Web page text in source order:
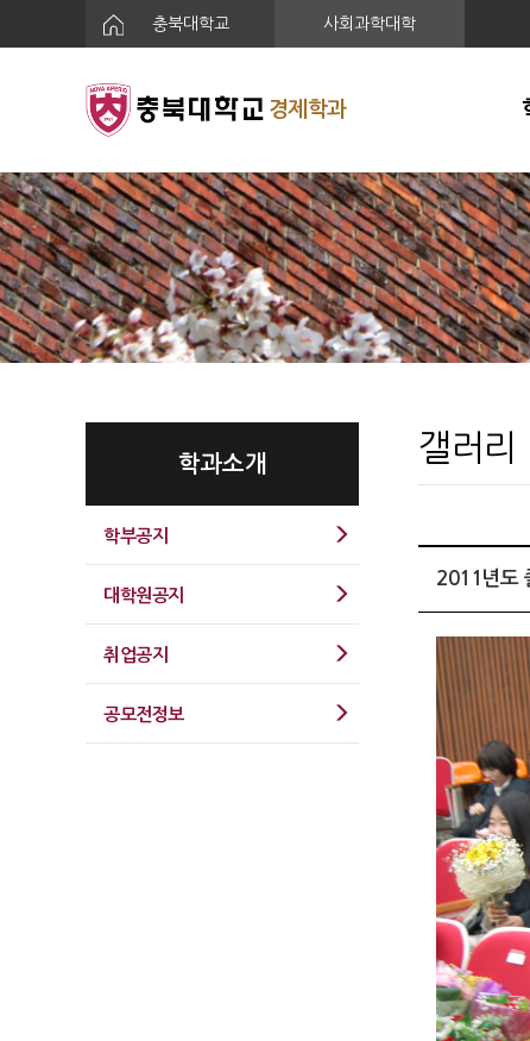
충북대학교 사회과학대학
경제학과
학과소개
학부공지
대학원공지
취업공지
공모전정보
갤러리
2011년도